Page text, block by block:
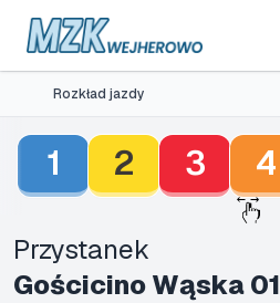
Rozkład jazdy
1 2 3 4
Przystanek
Gościcino Wąska 01